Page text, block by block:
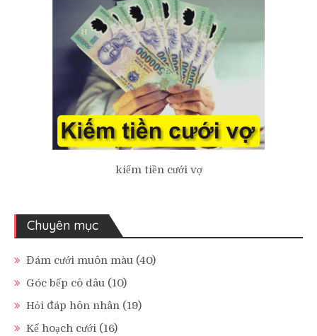
kiếm tiền cưới vợ
Chuyên mục
Đám cưới muôn màu (40)
Góc bếp cô dâu (10)
Hỏi đáp hôn nhân (19)
Kế hoạch cưới (16)